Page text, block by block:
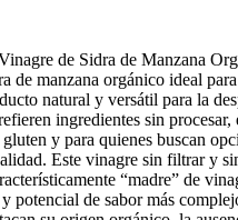
de Sidra de Manzana
de manzana orgánico ideal
natural y versátil para la
ingredientes sin procesar,
y para quienes buscan
Este vinagre sin filtrar y
“madre” de
potencial de sabor más